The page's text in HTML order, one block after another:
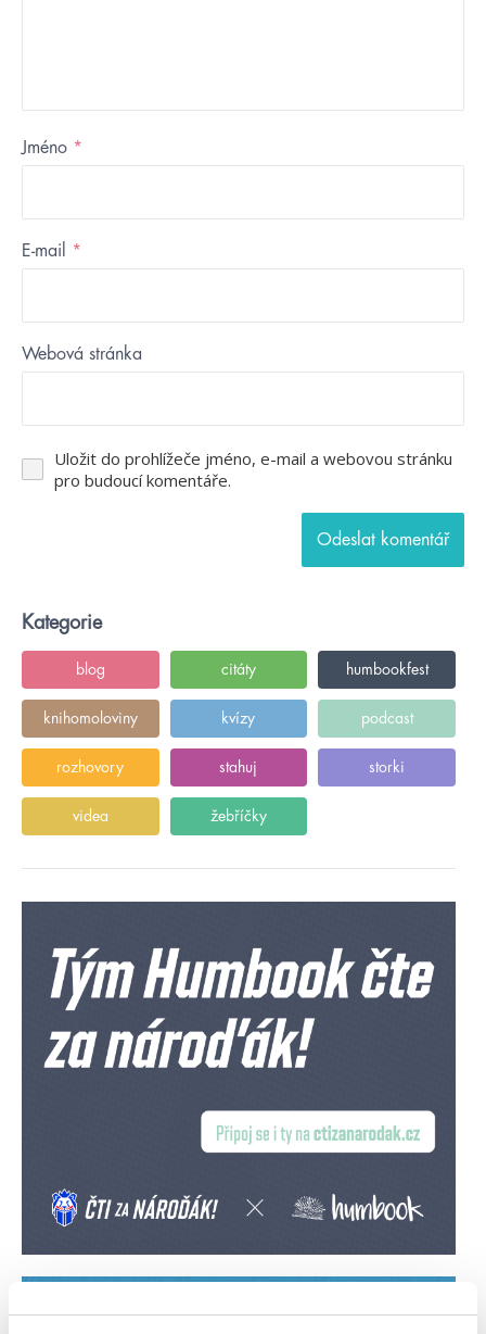
Jméno *
E-mail *
Webová stránka
Uložit do prohlížeče jméno, e-mail a webovou stránku
pro budoucí komentáře.
Kategorie
blog citáty humbookfest
knihomoloviny kvízy podcast
rozhovory stahuj storki
videa žebříčky